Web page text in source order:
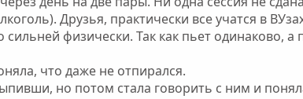
Друзья, практически все учатся в
физически. Так как пьет одинаково, а
что даже не отпирался.
но потом стала говорить с ним и